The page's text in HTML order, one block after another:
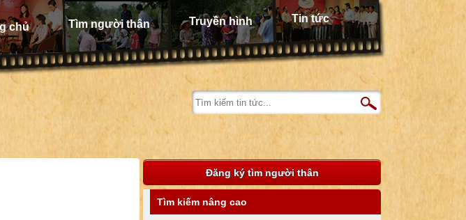
chủ Tìm người thân Truyền hình Tin tức
Đăng ký tìm người thân
Tìm kiếm nâng cao